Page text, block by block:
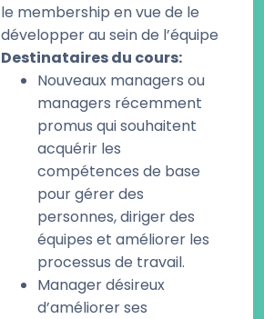
le membership en vue de le
développer au sein de l’équipe
Destinataires du cours:
Nouveaux managers ou
managers récemment
promus qui souhaitent
acquérir les
compétences de base
pour gérer des
personnes, diriger des
équipes et améliorer les
processus de travail.
Manager désireux
d’améliorer ses